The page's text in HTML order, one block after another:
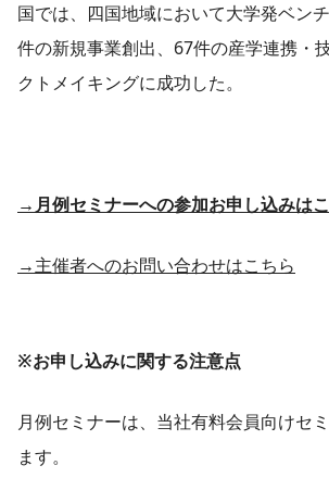
国では、四国地域において大学発ベン
件の新規事業創出、67件の産学連携・
クトメイキングに成功した。
→月例セミナーへの参加お申し込みは
→主催者へのお問い合わせはこちら
※お申し込みに関する注意点
月例セミナーは、当社有料会員向けセ
ます。